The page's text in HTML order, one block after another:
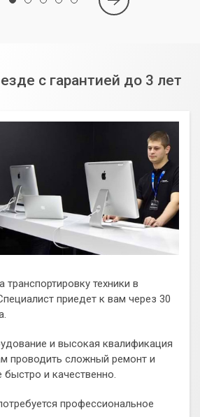
с гарантией до 3 лет
транспортировку техники в
приедет к вам через 30
и высокая квалификация
проводить сложный ремонт и
быстро и качественно.
профессиональное